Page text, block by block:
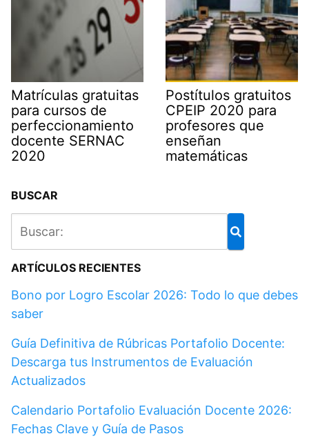
Matrículas gratuitas
para cursos de
perfeccionamiento
docente SERNAC
2020
Postítulos gratuitos
CPEIP 2020 para
profesores que
enseñan
matemáticas
BUSCAR
ARTÍCULOS RECIENTES
Bono por Logro Escolar 2026: Todo lo que debes
saber
Guía Definitiva de Rúbricas Portafolio Docente:
Descarga tus Instrumentos de Evaluación
Actualizados
Calendario Portafolio Evaluación Docente 2026:
Fechas Clave y Guía de Pasos